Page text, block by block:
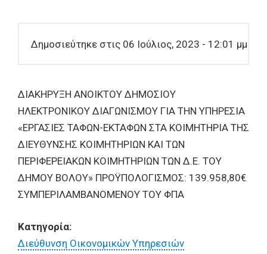
Δημοσιεύτηκε στις 06 Ιούλιος, 2023 - 12:01 μμ
ΔΙΑΚΗΡΥΞΗ ΑΝΟΙΚΤΟΥ ΔΗΜΟΣΙΟΥ
ΗΛΕΚΤΡΟΝΙΚΟΥ ΔΙΑΓΩΝΙΣΜΟΥ ΓΙΑ ΤΗΝ ΥΠΗΡΕΣΙΑ
«ΕΡΓΑΣΙΕΣ ΤΑΦΩΝ-ΕΚΤΑΦΩΝ ΣΤΑ ΚΟΙΜΗΤΗΡΙΑ ΤΗΣ
ΔΙΕΥΘΥΝΣΗΣ ΚΟΙΜΗΤΗΡΙΩΝ ΚΑΙ ΤΩΝ
ΠΕΡΙΦΕΡΕΙΑΚΩΝ ΚΟΙΜΗΤΗΡΙΩΝ ΤΩΝ Δ.Ε. ΤΟΥ
ΔΗΜΟΥ ΒΟΛΟΥ» ΠΡΟΫΠΟΛΟΓΙΣΜΟΣ: 139.958,80€
ΣΥΜΠΕΡΙΛΑΜΒΑΝΟΜΕΝΟΥ ΤΟΥ ΦΠΑ
Κατηγορία:
Διεύθυνση Οικονομικών Υπηρεσιών